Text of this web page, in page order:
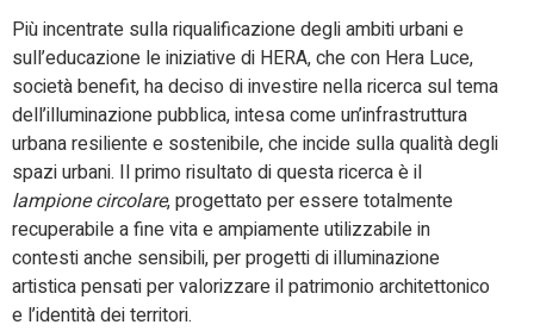
Più incentrate sulla riqualificazione degli ambiti urbani e
sull’educazione le iniziative di HERA, che con Hera Luce,
società benefit, ha deciso di investire nella ricerca sul tema
dell’illuminazione pubblica, intesa come un’infrastruttura
urbana resiliente e sostenibile, che incide sulla qualità degli
spazi urbani. Il primo risultato di questa ricerca è il
lampione circolare, progettato per essere totalmente
recuperabile a fine vita e ampiamente utilizzabile in
contesti anche sensibili, per progetti di illuminazione
artistica pensati per valorizzare il patrimonio architettonico
e l’identità dei territori.